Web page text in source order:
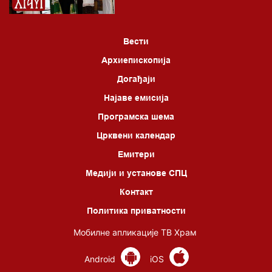
Вести
Архиепископија
Догађаји
Најаве емисија
Програмска шема
Црквени календар
Емитери
Медији и установе СПЦ
Контакт
Политика приватности
Мобилне апликације ТВ Храм
Android iOS